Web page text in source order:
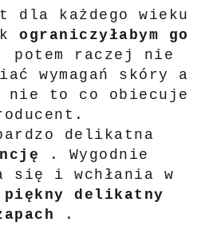
dla każdego wieku
ograniczyłabym go
potem raczej nie
wymagań skóry a
nie to co obiecuje
delikatna
. Wygodnie
się i wchłania w
piękny delikatny
.